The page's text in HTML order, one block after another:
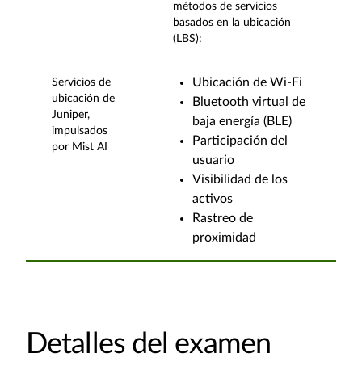
Servicios de
ubicación de
Juniper,
impulsados
por Mist AI
métodos de servicios
basados en la ubicación
(LBS):
Ubicación de Wi-Fi
Bluetooth virtual de
baja energía (BLE)
Participación del
usuario
Visibilidad de los
activos
Rastreo de
proximidad
Detalles del examen